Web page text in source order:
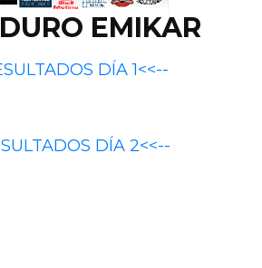
EMIKAR
DÍA 1<<--
DÍA 2<<--